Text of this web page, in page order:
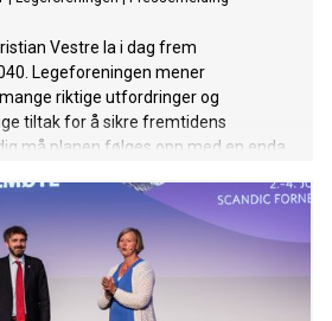
Vestre la i dag frem
Legeforeningen mener
riktige utfordringer og
tiltak for å sikre fremtidens
må planen følges opp med en enda